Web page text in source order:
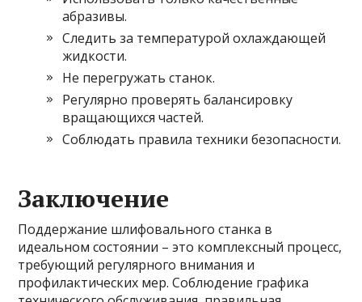
абразивы.
Следить за температурой охлаждающей
жидкости.
Не перегружать станок.
Регулярно проверять балансировку
вращающихся частей.
Соблюдать правила техники безопасности.
Заключение
Поддержание шлифовального станка в
идеальном состоянии – это комплексный процесс,
требующий регулярного внимания и
профилактических мер. Соблюдение графика